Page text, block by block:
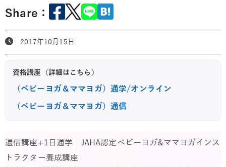
Share：
2017年10月15日
資格講座（詳細はこちら）
（ベビーヨガ＆ママヨガ）通学/オンライン
（ベビーヨガ＆ママヨガ）通信
通信講座+1日通学 JAHA認定ベビーヨガ&ママヨガインス
トラクター養成講座